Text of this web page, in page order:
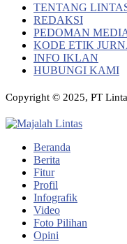
TENTANG
REDAKSI
PEDOMAN
KODE ETIK
INFO IKLAN
HUBUNGI KAMI
Copyright © 2025, PT
Beranda
Berita
Fitur
Profil
Infografik
Video
Foto Pilihan
Opini